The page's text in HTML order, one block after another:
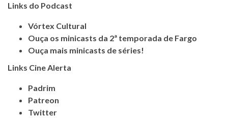
Links do Podcast
Vórtex Cultural
Ouça os minicasts da 2ª temporada de Fargo
Ouça mais minicasts de séries!
Links Cine Alerta
Padrim
Patreon
Twitter